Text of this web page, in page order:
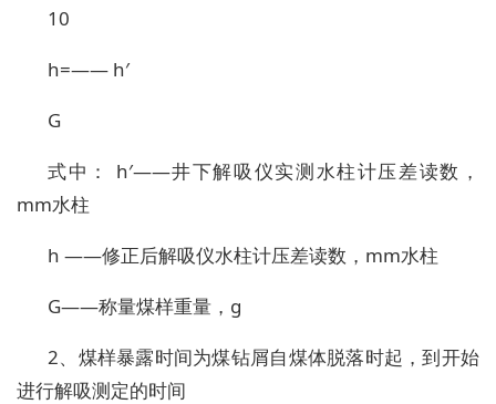
10
h=—— h′
G
式中： h′——井下解吸仪实测水柱计压差读数，
mm水柱
h ——修正后解吸仪水柱计压差读数，mm水柱
G——称量煤样重量，g
2、煤样暴露时间为煤钻屑自煤体脱落时起，到开始
进行解吸测定的时间